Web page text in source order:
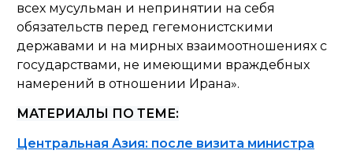
всех мусульман и непринятии на себя
обязательств перед гегемонистскими
державами и на мирных взаимоотношениях с
государствами, не имеющими враждебных
намерений в отношении Ирана».
МАТЕРИАЛЫ ПО ТЕМЕ:
Центральная Азия: после визита министра